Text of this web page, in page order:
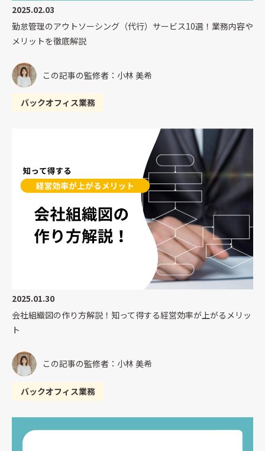
2025.02.03
勤怠管理のアウトソーシング（代行）サービス10選！業務内容や
メリットを徹底解説
この記事の監修者：小林 美希
バックオフィス業務
2025.01.30
会社組織図の作り方解説！知って得する経営効率が上がるメリッ
ト
この記事の監修者：小林 美希
バックオフィス業務